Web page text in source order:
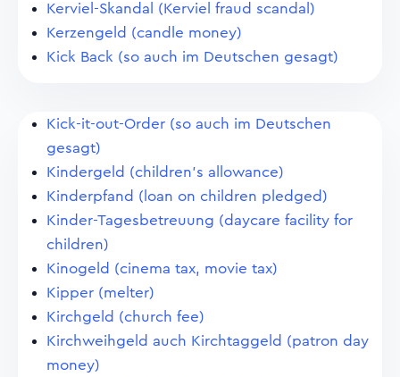
Kerviel-Skandal (Kerviel fraud scandal)
Kerzengeld (candle money)
Kick Back (so auch im Deutschen gesagt)
Kick-it-out-Order (so auch im Deutschen
gesagt)
Kindergeld (children's allowance)
Kinderpfand (loan on children pledged)
Kinder-Tagesbetreuung (daycare facility for
children)
Kinogeld (cinema tax, movie tax)
Kipper (melter)
Kirchgeld (church fee)
Kirchweihgeld auch Kirchtaggeld (patron day
money)